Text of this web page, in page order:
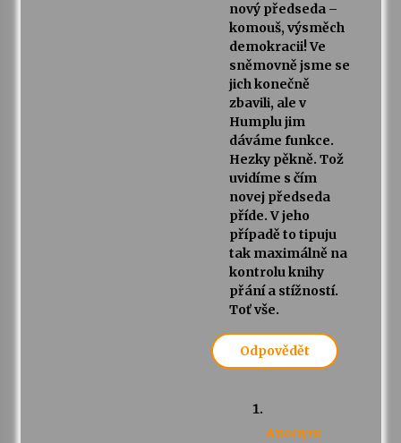
nový předseda –
komouš, výsměch
demokracii! Ve
sněmovně jsme se
jich konečně
zbavili, ale v
Humplu jim
dáváme funkce.
Hezky pěkně. Tož
uvidíme s čím
novej předseda
příde. V jeho
případě to tipuju
tak maximálně na
kontrolu knihy
přání a stížností.
Toť vše.
Odpovědět
Anonym